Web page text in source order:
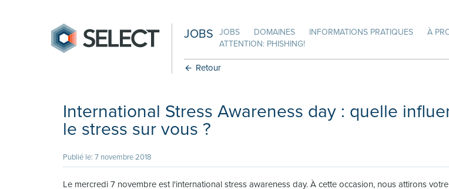
JOBS JOBS DOMAINES INFORMATIONS PRATIQUES À
ATTENTION: PHISHING!
Retour
International Stress Awareness day : quelle
le stress sur vous ?
Publié le: 7 novembre 2018
Le mercredi 7 novembre est l'international stress awareness day. À cette occasion, nous attirons